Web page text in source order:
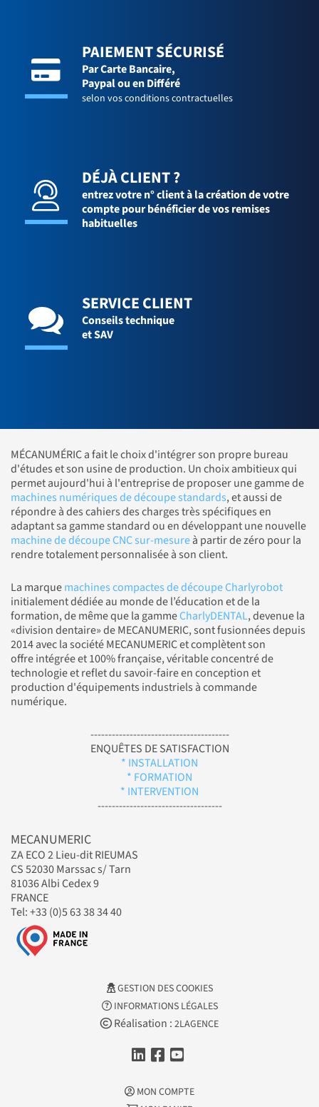
PAIEMENT SÉCURISÉ
Par Carte Bancaire,
Paypal ou en Différé
selon vos conditions contractuelles
DÉJÀ CLIENT ?
entrez votre n° client à la création de votre
compte pour bénéficier de vos remises
habituelles
SERVICE CLIENT
Conseils technique
et SAV
MÉCANUMÉRIC a fait le choix d'intégrer son propre bureau
d'études et son usine de production. Un choix ambitieux qui
permet aujourd'hui à l'entreprise de proposer une gamme de
machines numériques de découpe standards, et aussi de
répondre à des cahiers des charges très spécifiques en
adaptant sa gamme standard ou en développant une nouvelle
machine de découpe CNC sur-mesureà partir de zéro pour la
rendre totalement personnalisée à son client.
La marquemachines compactes de découpe Charlyrobot
initialement dédiée au monde de l’éducation et de la
formation, de même que la gammeCharlyDENTAL, devenue la
«division dentaire» de MECANUMERIC, sont fusionnées depuis
2014 avec la société MECANUMERIC et complètent son
offre intégrée et 100% française, véritable concentré de
technologie et reflet du savoir-faire en conception et
production d'équipements industriels à commande
numérique.
---------------------------------------
ENQUÊTES DE SATISFACTION
* INSTALLATION
* FORMATION
* INTERVENTION
-----------------------------------
MECANUMERIC
ZA ECO 2 Lieu-dit RIEUMAS
CS 52030 Marssac s/ Tarn
81036 Albi Cedex 9
FRANCE
Tel: +33 (0)5 63 38 34 40
GESTION DES COOKIES
INFORMATIONS LÉGALES
Réalisation : 2LAGENCE
MON COMPTE